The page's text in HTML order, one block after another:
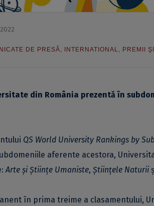
DE PRESĂ, INTERNATIONAL, PREMII
din România prezentă în
QS World University Rankings by
aferente acestora,
Arte și Științe Umaniste, Științele Naturii
în prima treime a clasamentului,